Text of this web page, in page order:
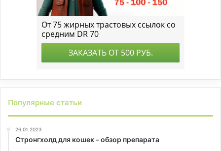
Популярные статьи
26.01.2023
Стронгхолд для кошек – обзор препарата